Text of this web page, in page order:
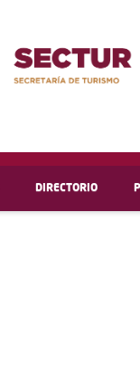
DIRECTORIO